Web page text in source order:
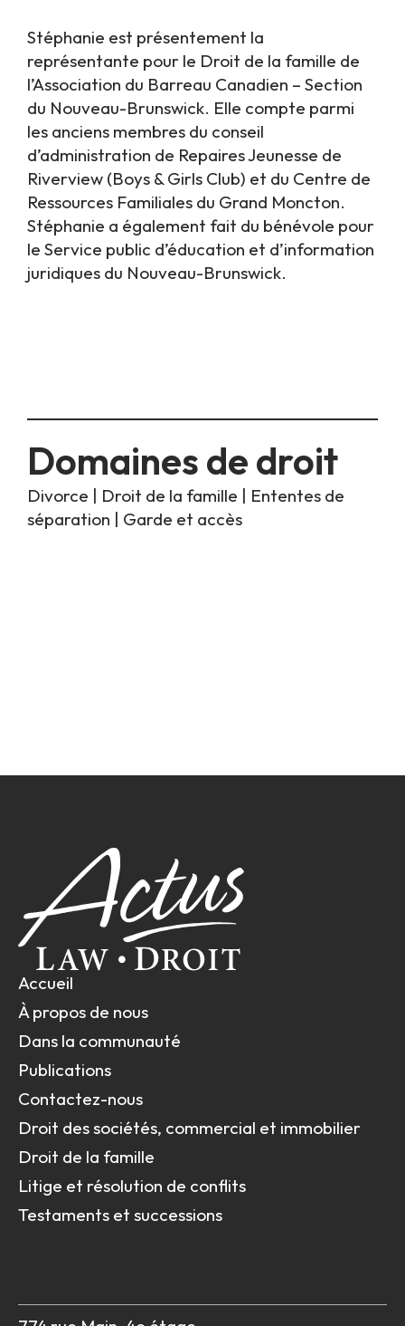
Stéphanie est présentement la
représentante pour le Droit de la famille de
l’Association du Barreau Canadien – Section
du Nouveau-Brunswick. Elle compte parmi
les anciens membres du conseil
d’administration de Repaires Jeunesse de
Riverview (Boys & Girls Club) et du Centre de
Ressources Familiales du Grand Moncton.
Stéphanie a également fait du bénévole pour
le Service public d’éducation et d’information
juridiques du Nouveau-Brunswick.
Domaines de droit
Divorce | Droit de la famille | Ententes de
séparation | Garde et accès
Accueil
À propos de nous
Dans la communauté
Publications
Contactez-nous
Droit des sociétés, commercial et immobilier
Droit de la famille
Litige et résolution de conflits
Testaments et successions